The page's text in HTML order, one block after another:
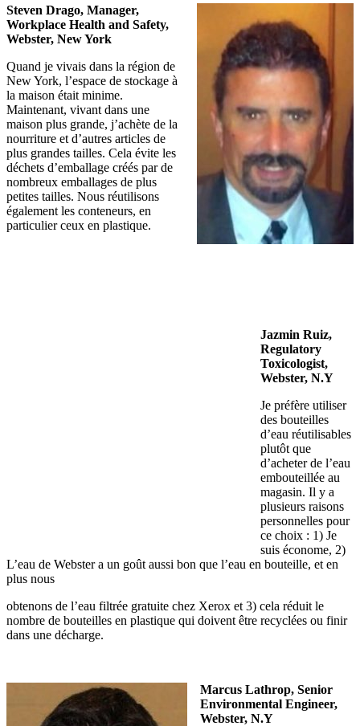
Steven Drago, Manager,
Workplace Health and Safety,
Webster, New York
Quand je vivais dans la région de
New York, l’espace de stockage à
la maison était minime.
Maintenant, vivant dans une
maison plus grande, j’achète de la
nourriture et d’autres articles de
plus grandes tailles. Cela évite les
déchets d’emballage créés par de
nombreux emballages de plus
petites tailles. Nous réutilisons
également les conteneurs, en
particulier ceux en plastique.
Jazmin Ruiz,
Regulatory
Toxicologist,
Webster, N.Y
Je préfère utiliser
des bouteilles
d’eau réutilisables
plutôt que
d’acheter de l’eau
embouteillée au
magasin. Il y a
plusieurs raisons
personnelles pour
ce choix : 1) Je
suis économe, 2)
L’eau de Webster a un goût aussi bon que l’eau en bouteille, et en
plus nous
obtenons de l’eau filtrée gratuite chez Xerox et 3) cela réduit le
nombre de bouteilles en plastique qui doivent être recyclées ou finir
dans une décharge.
Marcus Lathrop, Senior
Environmental Engineer,
Webster, N.Y